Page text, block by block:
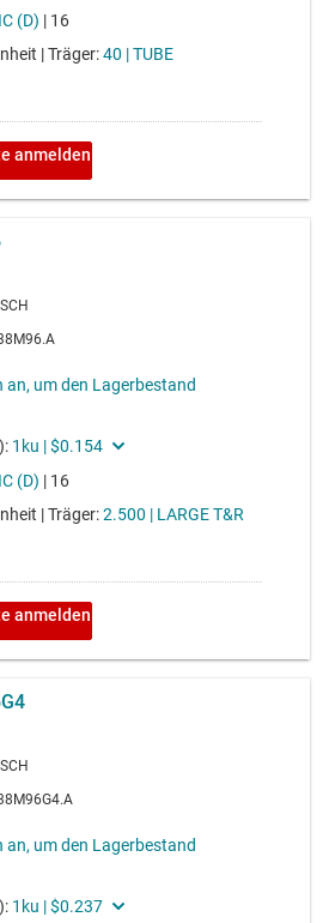
average propagation delay 130ns
Schieberegister